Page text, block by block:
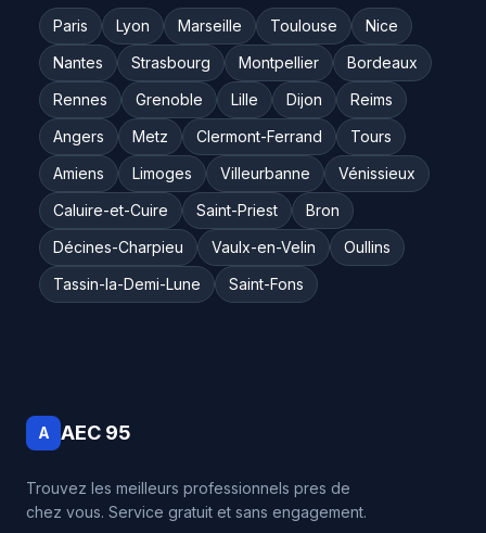
Paris Lyon Marseille Toulouse
Nice
Nantes
Strasbourg Montpellier
Bordeaux
Rennes
Grenoble Lille Dijon
Reims
Angers
Metz Clermont-Ferrand
Tours
Amiens
Limoges Villeurbanne
Vénissieux
Caluire-et-Cuire
Saint-Priest
Bron
Décines-Charpieu
Vaulx-en-Velin
Oullins
Tassin-la-Demi-Lune
Saint-Fons
A AEC 95
Trouvez les meilleurs professionnels pres de
chez vous. Service gratuit et sans engagement.